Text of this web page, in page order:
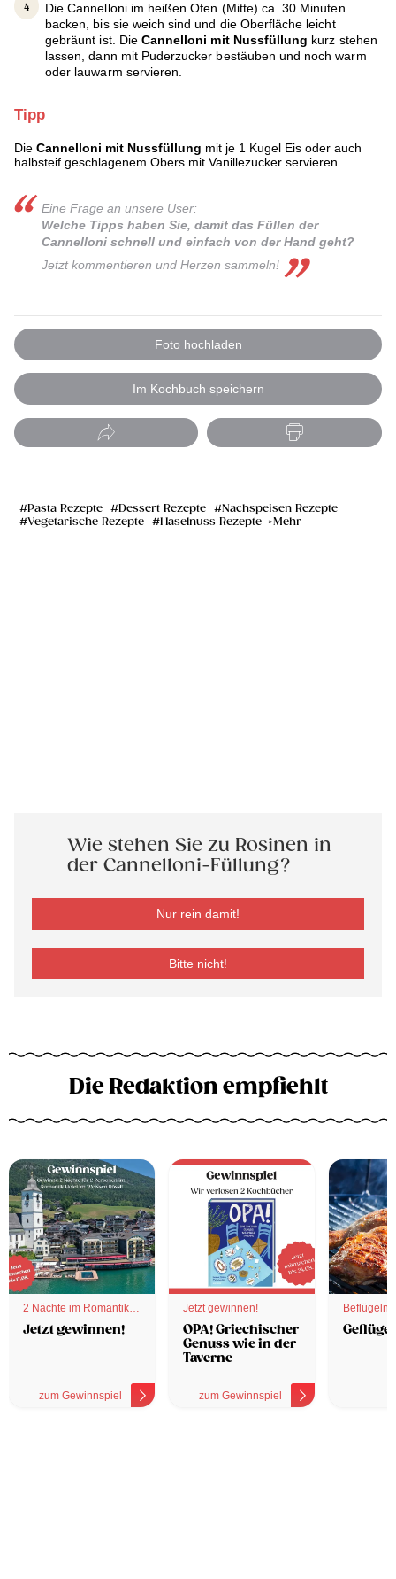
Die Cannelloni im heißen Ofen (Mitte) ca. 30 Minuten
backen, bis sie weich sind und die Oberfläche leicht
gebräunt ist. Die Cannelloni mit Nussfüllung kurz stehen
lassen, dann mit Puderzucker bestäuben und noch warm
oder lauwarm servieren.
Tipp
Die Cannelloni mit Nussfüllung mit je 1 Kugel Eis oder auch
halbsteif geschlagenem Obers mit Vanillezucker servieren.
Eine Frage an unsere User:
Welche Tipps haben Sie, damit das Füllen der
Cannelloni schnell und einfach von der Hand geht?
Jetzt kommentieren und Herzen sammel n!
Foto hochladen
Im Kochbuch speichern
Pasta Rezepte Dessert Rezepte
Nachspeisen Rezepte
Vegetarische Rezepte
Haselnuss Rezepte Mehr
Wie stehen Sie zu Rosinen in
der Cannelloni-Füllung?
Nur rein damit!
Bitte nicht!
Die Redaktion empfiehlt
2 Nächte im Romantik
Hotel
Jetzt gewinnen!
zum Gewinnspiel
Jetzt gewinnen!
OPA! Griechischer
Genuss wie in der
Taverne
zum Gewinnspiel